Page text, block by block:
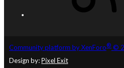
Community platform by XenForo® ©
Design by:Pixel Exit